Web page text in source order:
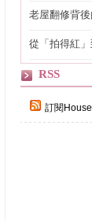
老屋翻修背
從「拍得紅
RSS
訂閱